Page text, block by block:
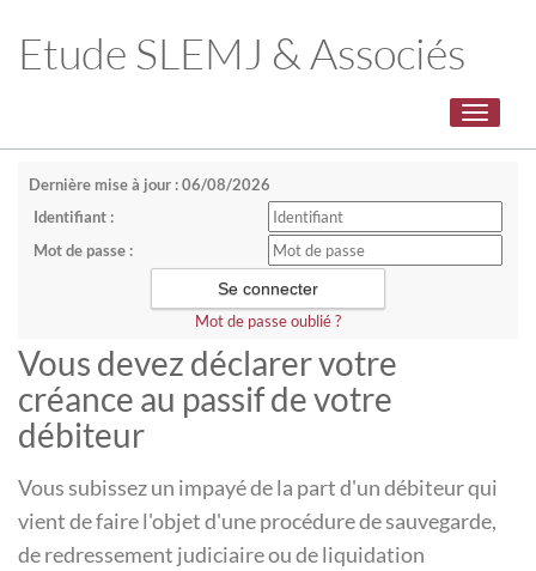
Etude SLEMJ & Associés
Toggle
Dernière mise à jour : 06/08/2026
Identifiant :
Mot de passe :
Mot de passe oublié ?
Vous devez déclarer votre
créance au passif de votre
débiteur
Vous subissez un impayé de la part d'un débiteur qui
vient de faire l'objet d'une procédure de sauvegarde,
de redressement judiciaire ou de liquidation